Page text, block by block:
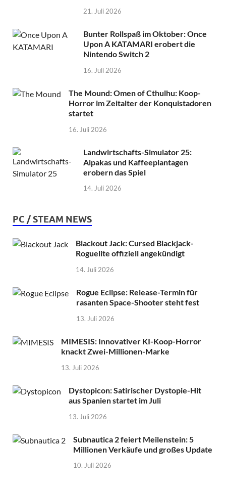
21. Juli 2026
Bunter Rollspaß im Oktober: Once
Upon A KATAMARI erobert die
Nintendo Switch 2
16. Juli 2026
The Mound: Omen of Cthulhu: Koop-
Horror im Zeitalter der Konquistadoren
startet
16. Juli 2026
Landwirtschafts-Simulator 25:
Alpakas und Kaffeeplantagen
erobern das Spiel
14. Juli 2026
PC / STEAM NEWS
Blackout Jack: Cursed Blackjack-
Roguelite offiziell angekündigt
14. Juli 2026
Rogue Eclipse: Release-Termin für
rasanten Space-Shooter steht fest
13. Juli 2026
MIMESIS: Innovativer KI-Koop-Horror
knackt Zwei-Millionen-Marke
13. Juli 2026
Dystopicon: Satirischer Dystopie-Hit
aus Spanien startet im Juli
13. Juli 2026
Subnautica 2 feiert Meilenstein: 5
Millionen Verkäufe und großes Update
10. Juli 2026